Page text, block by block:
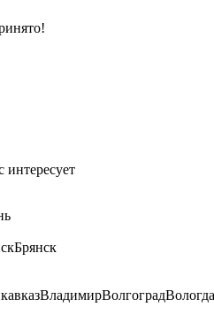
интересует
Брянск
ВладимирВолгоградВологда